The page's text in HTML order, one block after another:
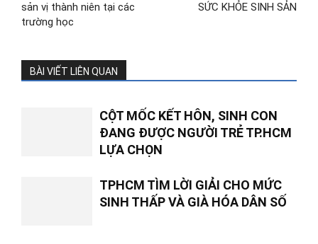
sản vị thành niên tại các
trường học
SỨC KHỎE SINH SẢN
BÀI VIẾT LIÊN QUAN
CỘT MỐC KẾT HÔN, SINH CON
ĐANG ĐƯỢC NGƯỜI TRẺ TP.HCM
LỰA CHỌN
TPHCM TÌM LỜI GIẢI CHO MỨC
SINH THẤP VÀ GIÀ HÓA DÂN SỐ